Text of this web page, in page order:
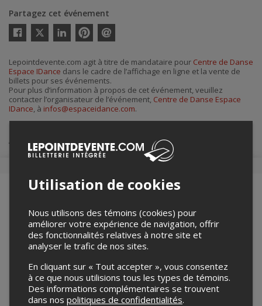
Partagez cet événement
Twitter
courriel
Lepointdevente.com agit à titre de mandataire pour Centre de Danse
Espace IDance dans le cadre de l’affichage en ligne et la vente de
billets pour ses événements.
Pour plus d’information à propos de cet événement, veuillez
contacter l’organisateur de l’événement, Centre de Danse Espace
IDance, à infos@espaceidance.com.
Achat de billets
Merci de confirmer que vous n'êtes pas un robot ci-
bas.
Utilisation de cookies
Nous utilisons des témoins (cookies) pour
améliorer votre expérience de navigation, offrir
des fonctionnalités relatives à notre site et
analyser le trafic de nos sites.
En cliquant sur « Tout accepter », vous consentez
à ce que nous utilisions tous les types de témoins.
Des informations complémentaires se trouvent
dans nos politiques de confidentialités.